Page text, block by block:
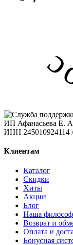
ИП Афанасьева Е.
ИНН 245010924114
Клиентам
Каталог
Скидки
Хиты
Акции
Блог
Наша
Возврат и
Оплата и
Бонусная